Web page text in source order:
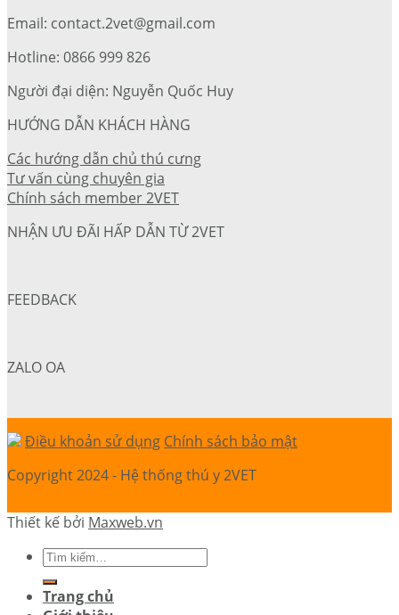
Email: contact.2vet@gmail.com
Hotline: 0866 999 826
Người đại diện: Nguyễn Quốc Huy
HƯỚNG DẪN KHÁCH HÀNG
Các hướng dẫn chủ thú cưng
Tư vấn cùng chuyên gia
Chính sách member 2VET
NHẬN ƯU ĐÃI HẤP DẪN TỪ 2VET
FEEDBACK
ZALO OA
Điều khoản sử dụng Chính sách bảo mật
Copyright 2024 - Hệ thống thú y 2VET
Thiết kế bởi Maxweb.vn
Trang chủ